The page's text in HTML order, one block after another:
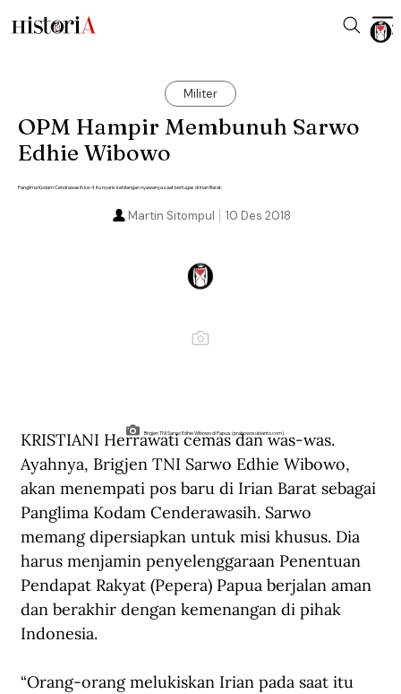
Militer
OPM Hampir Membunuh Sarwo
Edhie Wibowo
Panglima Kodam Cendrawasih ke-4 itu nyaris kehilangan nyawanya saat bertugas di Irian Barat.
10 Des 2018
Martin Sitompul
Brigjen TNI Sarwo Edhie Wibowo di Papua. (prabowosubianto.com).
KRISTIANI Herrawati cemas dan was-was.
Ayahnya, Brigjen TNI Sarwo Edhie Wibowo,
akan menempati pos baru di Irian Barat sebagai
Panglima Kodam Cenderawasih. Sarwo
memang dipersiapkan untuk misi khusus. Dia
harus menjamin penyelenggaraan Penentuan
Pendapat Rakyat (Pepera) Papua berjalan aman
dan berakhir dengan kemenangan di pihak
Indonesia.
“Orang-orang melukiskan Irian pada saat itu